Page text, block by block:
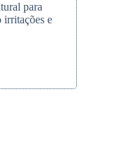
para
irritações e